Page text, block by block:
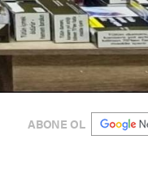
ABONE OL